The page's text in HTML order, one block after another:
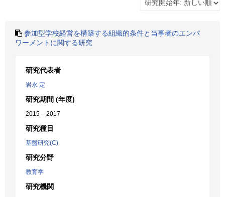
参加型学校経営を構築する組織的条件と当事者のエンパ
ワーメントに関する研究
研究代表者
岩永 定
研究期間 (年度)
2015 – 2017
研究種目
基盤研究(C)
研究分野
教育学
研究機関